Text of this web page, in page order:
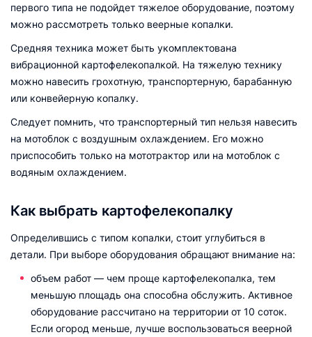
первого типа не подойдет тяжелое оборудование, поэтому
можно рассмотреть только веерные копалки.
Средняя техника может быть укомплектована
вибрационной картофелекопалкой. На тяжелую технику
можно навесить грохотную, транспортерную, барабанную
или конвейерную копалку.
Следует помнить, что транспортерный тип нельзя навесить
на мотоблок с воздушным охлаждением. Его можно
приспособить только на мототрактор или на мотоблок с
водяным охлаждением.
Как выбрать картофелекопалку
Определившись с типом копалки, стоит углубиться в
детали. При выборе оборудования обращают внимание на:
объем работ — чем проще картофелекопалка, тем
меньшую площадь она способна обслужить. Активное
оборудование рассчитано на территории от 10 соток.
Если огород меньше, лучше воспользоваться веерной